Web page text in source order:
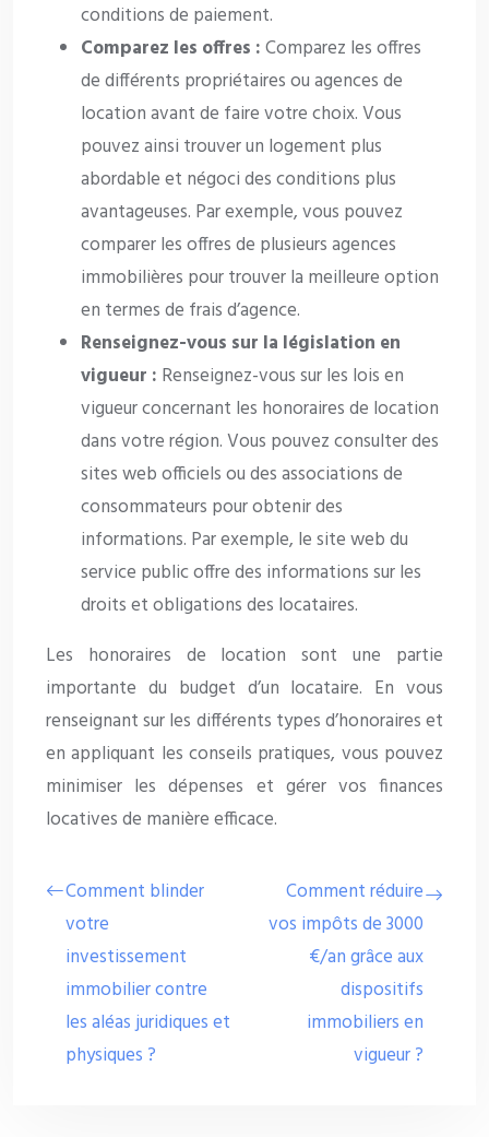
conditions de paiement.
Comparez les offres :Comparez les offres
de différents propriétaires ou agences de
location avant de faire votre choix. Vous
pouvez ainsi trouver un logement plus
abordable et négoci des conditions plus
avantageuses. Par exemple, vous pouvez
comparer les offres de plusieurs agences
immobilières pour trouver la meilleure option
en termes de frais d’agence.
Renseignez-vous sur la législation en
vigueur : Renseignez-vous sur les lois en
vigueur concernant les honoraires de location
dans votre région. Vous pouvez consulter des
sites web officiels ou des associations de
consommateurs pour obtenir des
informations. Par exemple, le site web du
service public offre des informations sur les
droits et obligations des locataires.
Les honoraires de location sont une partie
importante du budget d’un locataire. En vous
renseignant sur les différents types d’honoraires et
en appliquant les conseils pratiques, vous pouvez
minimiser les dépenses et gérer vos finances
locatives de manière efficace.
Comment blinder
votre
investissement
immobilier contre
les aléas juridiques et
physiques ?
Comment réduire
vos impôts de 3000
€/an grâce aux
dispositifs
immobiliers en
vigueur ?